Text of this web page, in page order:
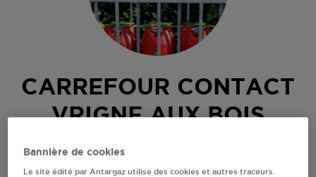
CARREFOUR CONTACT
VRIGNE AUX BOIS
RUE PIERRE VIENOT
Bannière de cookies
Le site édité par Antargaz utilise des cookies et autres traceurs.